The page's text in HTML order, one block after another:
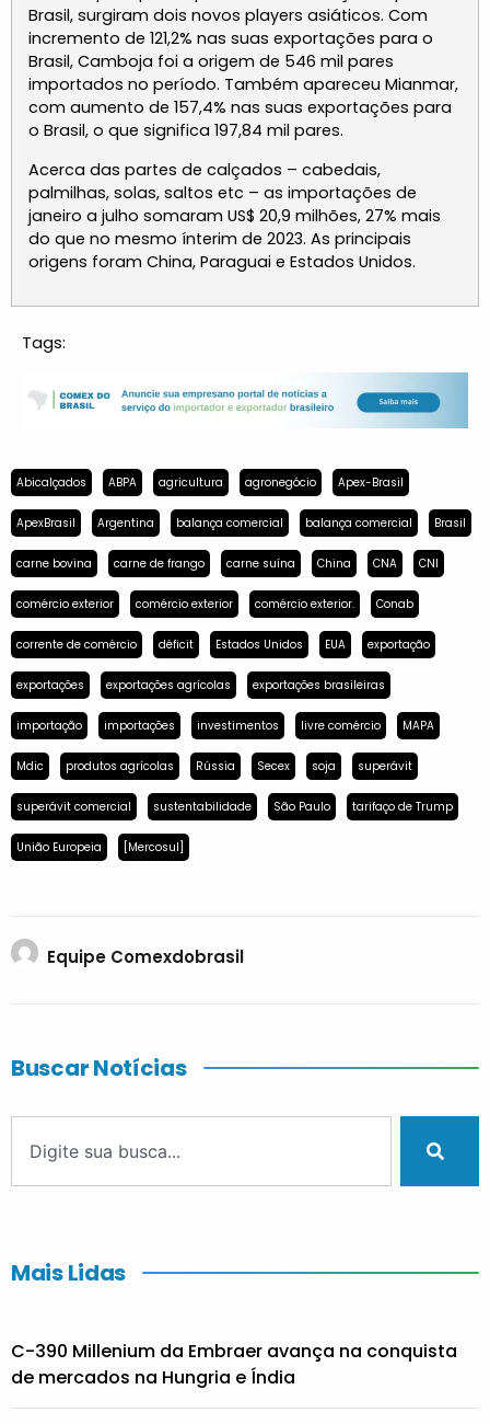
Brasil, surgiram dois novos players asiáticos. Com
incremento de 121,2% nas suas exportações para o
Brasil, Camboja foi a origem de 546 mil pares
importados no período. Também apareceu Mianmar,
com aumento de 157,4% nas suas exportações para
o Brasil, o que significa 197,84 mil pares.
Acerca das partes de calçados – cabedais,
palmilhas, solas, saltos etc – as importações de
janeiro a julho somaram US$ 20,9 milhões, 27% mais
do que no mesmo ínterim de 2023. As principais
origens foram China, Paraguai e Estados Unidos.
Tags:
Abicalçados ABPA agricultura agronegócio Apex-Brasil
ApexBrasil Argentina balança comercial balança comercial Brasil
carne bovina carne de frango carne suína China CNA CNI
comércio exterior comércio exterior comércio exterior. Conab
corrente de comércio déficit Estados Unidos EUA exportação
exportações exportações agrícolas exportações brasileiras
importação importações investimentos livre comércio MAPA
Mdic produtos agrícolas Rússia Secex soja superávit
superávit comercial sustentabilidade São Paulo tarifaço de Trump
União Europeia [Mercosul]
Equipe Comexdobrasil
Buscar Notícias
Mais Lidas
C-390 Millenium da Embraer avança na conquista
de mercados na Hungria e Índia